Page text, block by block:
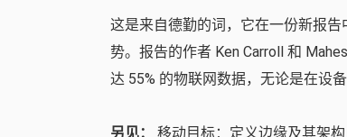
这是来自德勤的词，它在一份新报
势。报告的作者 Ken Carroll 和
达 55% 的物联网数据，无论是在设
另见： 移动目标：定义边缘及其架构